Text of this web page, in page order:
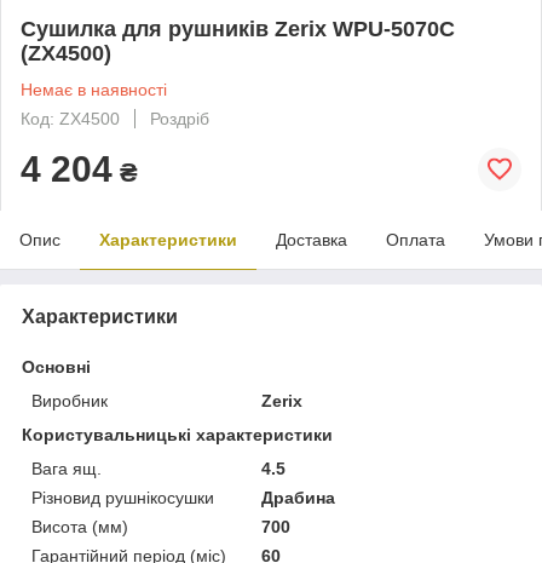
Сушилка для рушників Zerix WPU-5070C
(ZX4500)
Немає в наявності
Код: ZX4500
Роздріб
4 204 ₴
Опис Характеристики Доставка Оплата Умови
Характеристики
Основні
Виробник
Zerix
Користувальницькі характеристики
Вага ящ.
4.5
Різновид рушнікосушки
Драбина
Висота (мм)
700
Гарантійний період (міс)
60